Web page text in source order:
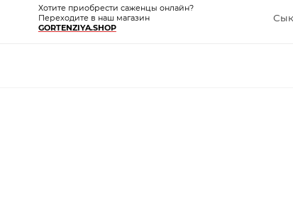
Хотите приобрести саженцы онлайн?
Переходите в наш магазин
GORTENZIYA.SHOP